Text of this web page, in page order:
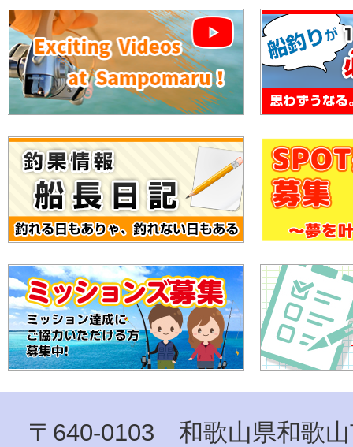
〒640-0103 和歌山県和歌山